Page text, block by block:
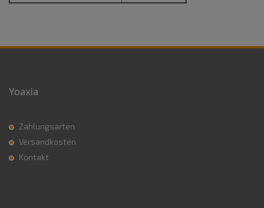
Yoaxia
Zahlungsarten
Versandkosten
Kontakt